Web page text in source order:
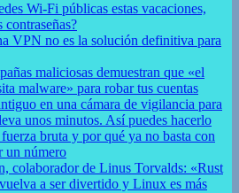
Wi-Fi públicas estas vacaciones,
contraseñas?
VPN no es la solución definitiva para
maliciosas demuestran que «el
malware» para robar tus cuentas
en una cámara de vigilancia para
unos minutos. Así puedes hacerlo
bruta y por qué ya no basta con
un número
colaborador de Linus Torvalds: «Rust
a ser divertido y Linux es más